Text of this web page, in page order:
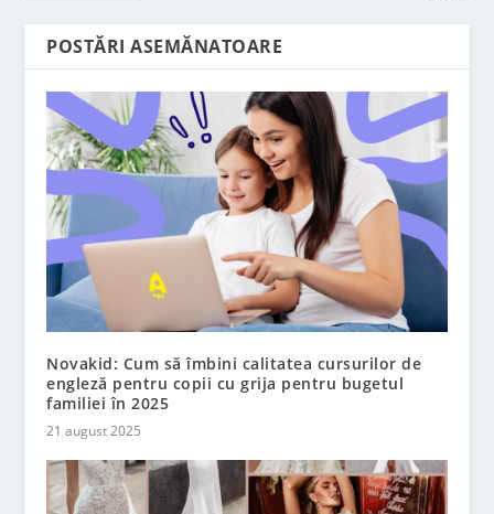
POSTĂRI ASEMĂNATOARE
Novakid: Cum să îmbini calitatea cursurilor de
engleză pentru copii cu grija pentru bugetul
familiei în 2025
21 august 2025